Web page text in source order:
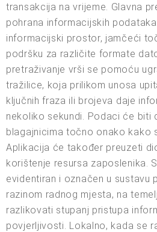
transakcija na vrijeme. Glavna
pohrana informacijskih
informacijski prostor, jamčeći
podršku za različite formate
pretraživanje vrši se pomoću
tražilice, koja prilikom unosa
ključnih fraza ili brojeva daje
nekoliko sekundi. Podaci će biti
blagajnicima točno onako kako
Aplikacija će također preuzeti
korištenje resursa zaposlenika.
evidentiran i označen u sustavu
razinom radnog mjesta, na
razlikovati stupanj pristupa
povjerljivosti. Lokalno, kada se